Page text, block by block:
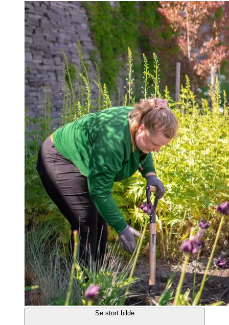
Se stort bilde